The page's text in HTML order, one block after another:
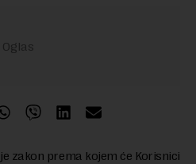
zakon prema kojem će Korisnici